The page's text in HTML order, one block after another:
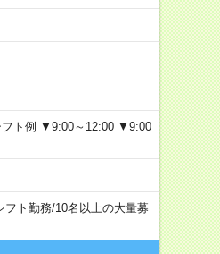
フト例 ▼9:00～12:00 ▼9:00
フト勤務/10名以上の大量募